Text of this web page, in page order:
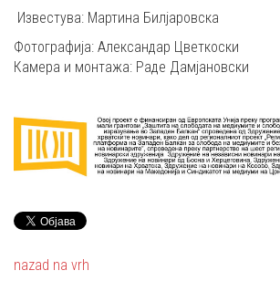
Известува: Мартина Билјаровска
Фотографија: Александар Цветкоски
Камера и монтажа: Раде Дамјановски
nazad na vrh